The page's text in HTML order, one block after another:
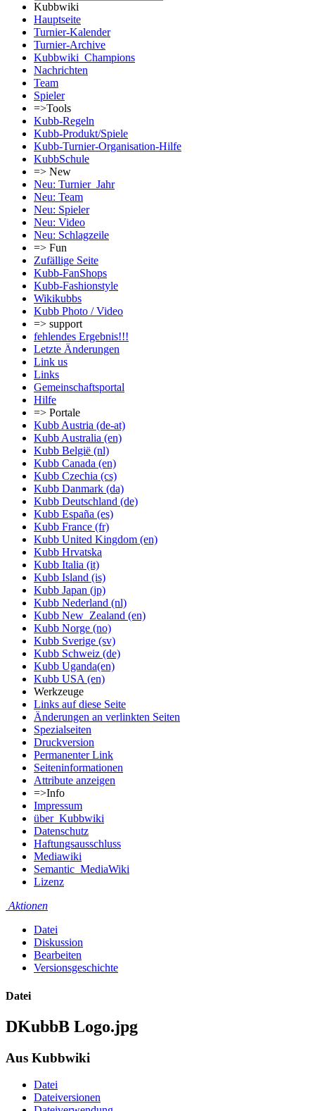
Kubbwiki
Hauptseite
Turnier-Kalender
Turnier-Archive
Kubbwiki_Champions
Nachrichten
Team
Spieler
=>Tools
Kubb-Regeln
Kubb-Produkt/Spiele
Kubb-Turnier-Organisation-Hilfe
KubbSchule
=> New
Neu: Turnier_Jahr
Neu: Team
Neu: Spieler
Neu: Video
Neu: Schlagzeile
=> Fun
Zufällige Seite
Kubb-FanShops
Kubb-Fashionstyle
Wikikubbs
Kubb Photo / Video
=> support
fehlendes Ergebnis!!!
Letzte Änderungen
Link us
Links
Gemeinschafts­portal
Hilfe
=> Portale
Kubb Austria (de-at)
Kubb Australia (en)
Kubb België (nl)
Kubb Canada (en)
Kubb Czechia (cs)
Kubb Danmark (da)
Kubb Deutschland (de)
Kubb España (es)
Kubb France (fr)
Kubb United Kingdom (en)
Kubb Hrvatska
Kubb Italia (it)
Kubb Island (is)
Kubb Japan (jp)
Kubb Nederland (nl)
Kubb New_Zealand (en)
Kubb Norge (no)
Kubb Sverige (sv)
Kubb Schweiz (de)
Kubb Uganda(en)
Kubb USA (en)
Werkzeuge
Links auf diese Seite
Änderungen an verlinkten Seiten
Spezialseiten
Druckversion
Permanenter Link
Seiten­informationen
Attribute anzeigen
=>Info
Impressum
über_Kubbwiki
Datenschutz
Haftungsausschluss
Mediawiki
Semantic_MediaWiki
Lizenz
Aktionen
Datei
Diskussion
Bearbeiten
Versionsgeschichte
Datei
DKubbB Logo.jpg
Aus Kubbwiki
Datei
Dateiversionen